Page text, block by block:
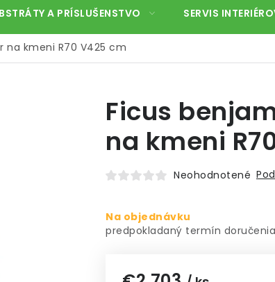
A PRÍSLUŠENSTVO SERVIS
na kmeni R70 V425 cm
Ficus
na kmeni
Neohodnotené
Na objednávku